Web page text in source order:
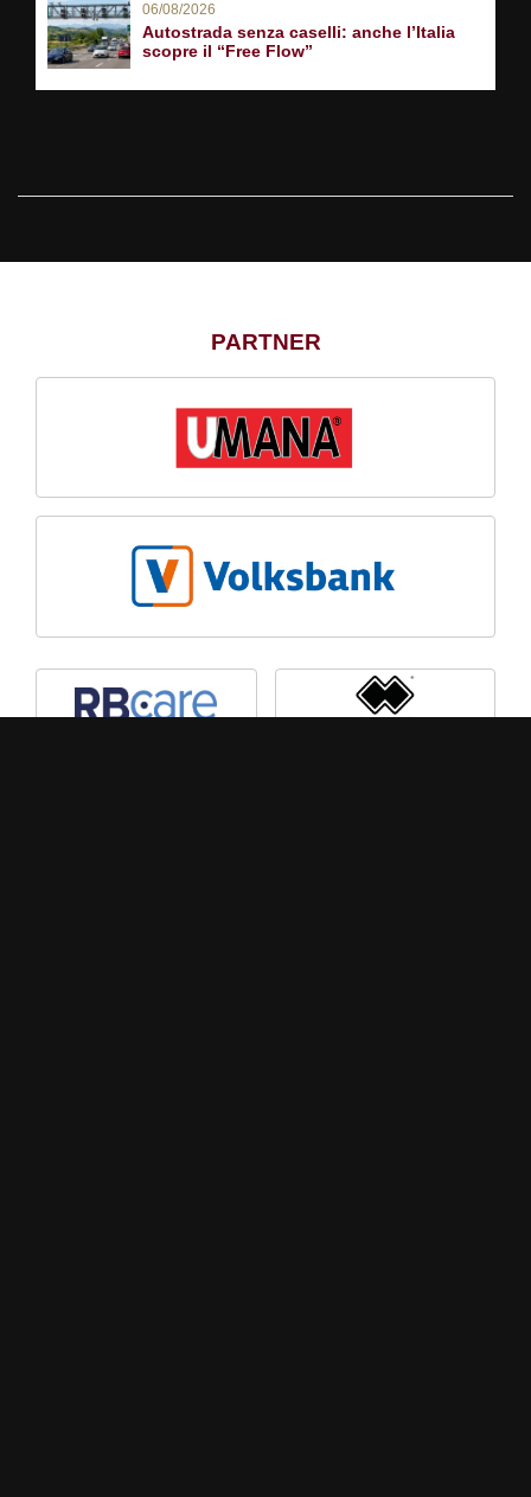
06/08/2026
Autostrada senza caselli: anche l’Italia
scopre il “Free Flow”
PARTNER